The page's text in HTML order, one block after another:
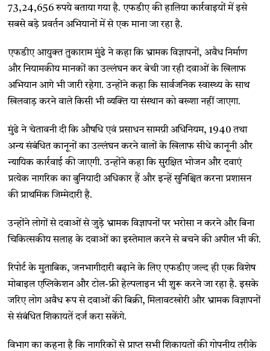
73,24,656 रुपये बताया गया है. एफडीए की हालिया कार्रवाइयों में इसे
सबसे बड़े प्रवर्तन अभियानों में से एक माना जा रहा है.
एफडीए आयुक्त तुकाराम मुंढे ने कहा कि भ्रामक विज्ञापनों, अवैध निर्माण
और नियामकीय मानकों का उल्लंघन कर बेची जा रही दवाओं के खिलाफ
अभियान आगे भी जारी रहेगा. उन्होंने कहा कि सार्वजनिक स्वास्थ्य के साथ
खिलवाड़ करने वाले किसी भी व्यक्ति या संस्थान को बख्शा नहीं जाएगा.
मुंढे ने चेतावनी दी कि औषधि एवं प्रसाधन सामग्री अधिनियम, 1940 तथा
अन्य संबंधित कानूनों का उल्लंघन करने वालों के खिलाफ सीधे कानूनी और
न्यायिक कार्रवाई की जाएगी. उन्होंने कहा कि सुरक्षित भोजन और दवाएं
प्रत्येक नागरिक का बुनियादी अधिकार हैं और इन्हें सुनिश्चित करना प्रशासन
की प्राथमिक जिम्मेदारी है.
उन्होंने लोगों से दवाओं से जुड़े भ्रामक विज्ञापनों पर भरोसा न करने और बिना
चिकित्सकीय सलाह के दवाओं का इस्तेमाल करने से बचने की अपील भी की.
रिपोर्ट के मुताबिक, जनभागीदारी बढ़ाने के लिए एफडीए जल्द ही एक विशेष
मोबाइल एप्लिकेशन और टोल-फ्री हेल्पलाइन भी शुरू करने जा रहा है. इसके
जरिए लोग अवैध रूप से दवाओं की बिक्री, मिलावटखोरी और भ्रामक विज्ञापनों
से संबंधित शिकायतें दर्ज करा सकेंगे.
विभाग का कहना है कि नागरिकों से प्राप्त सभी शिकायतों की गोपनीय तरीके